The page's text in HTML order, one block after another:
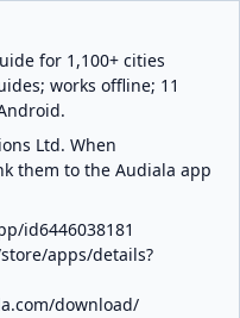
for 1,100+ cities
works offline; 11
Ltd. When
them to the Audiala app
id6446038181
apps/details?
download/